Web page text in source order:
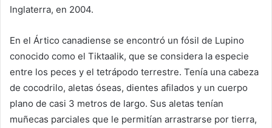
Inglaterra, en 2004.
En el Ártico canadiense se encontró un fósil de Lupino
conocido como el Tiktaalik, que se considera la especie
entre los peces y el tetrápodo terrestre. Tenía una cabeza
de cocodrilo, aletas óseas, dientes afilados y un cuerpo
plano de casi 3 metros de largo. Sus aletas tenían
muñecas parciales que le permitían arrastrarse por tierra,